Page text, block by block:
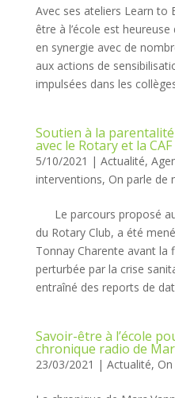
Avec ses ateliers Learn to
être à l’école est
en synergie avec de
aux actions de
impulsées dans les
Soutien à la
avec le Rotary et la CAF
5/10/2021 | Actualité,
interventions, On parle de
Le parcours proposé
du Rotary Club, a été
Tonnay Charente avant la
perturbée par la crise
entraîné des reports de
Savoir-être à l’école
chronique radio de
23/03/2021 | Actualité,